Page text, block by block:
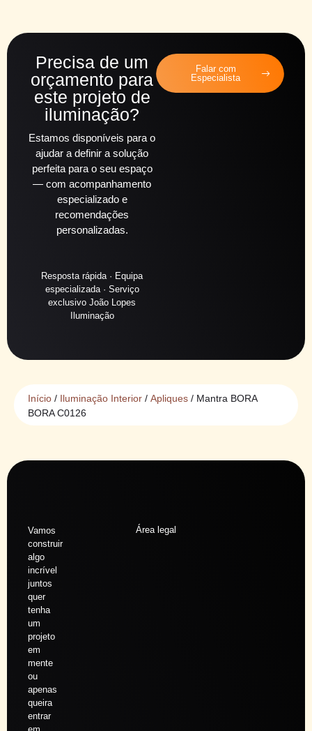
Precisa de um
orçamento para
este projeto de
iluminação?
Estamos disponíveis para o
ajudar a definir a solução
perfeita para o seu espaço
— com acompanhamento
especializado e
recomendações
personalizadas.
Resposta rápida · Equipa
especializada · Serviço
exclusivo João Lopes
Iluminação
Falar com
Especialista
Início / Iluminação Interior / Apliques / Mantra BORA
BORA C0126
Vamos
construir
algo
incrível
juntos
quer
tenha
um
projeto
em
mente
ou
apenas
queira
entrar
Área legal